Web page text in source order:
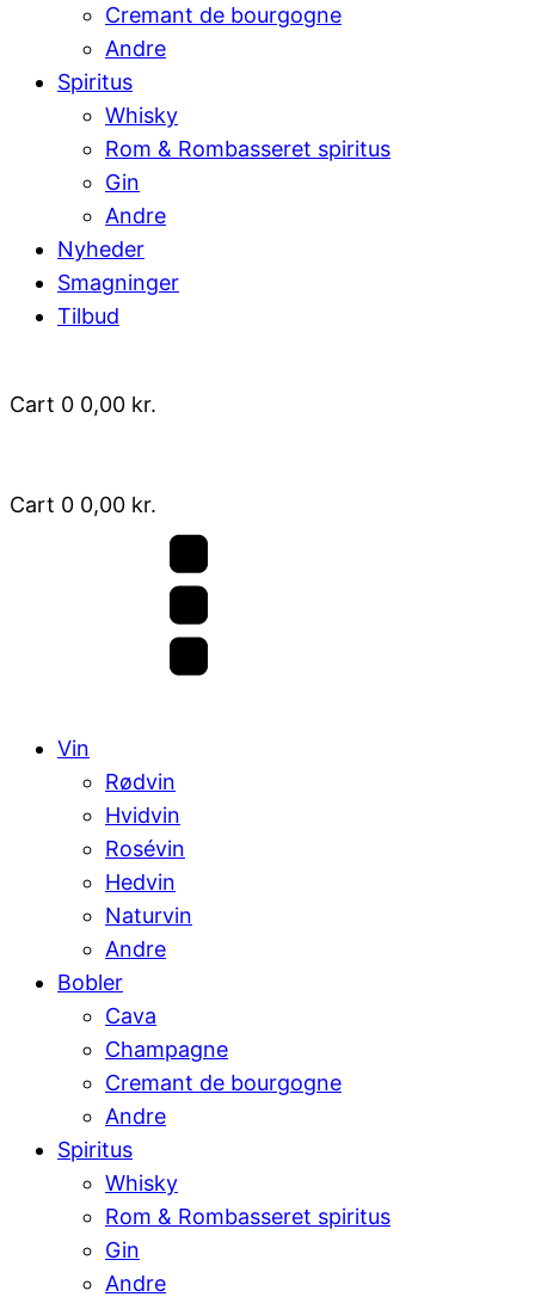
Cremant de bourgogne
Andre
Spiritus
Whisky
Rom & Rombasseret spiritus
Gin
Andre
Nyheder
Smagninger
Tilbud
Cart 0 0,00 kr.
Cart 0 0,00 kr.
Vin
Rødvin
Hvidvin
Rosévin
Hedvin
Naturvin
Andre
Bobler
Cava
Champagne
Cremant de bourgogne
Andre
Spiritus
Whisky
Rom & Rombasseret spiritus
Gin
Andre